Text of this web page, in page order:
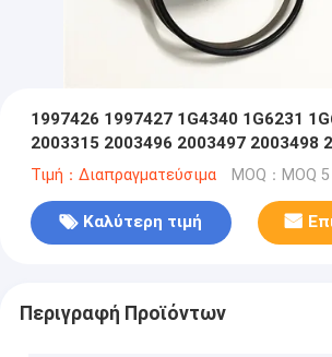
1997426 1997427 1G4340 1G6231
2003315 2003496 2003497 2003498
2003572 210202
Τιμή：Διαπραγματεύσιμα MOQ：MOQ
Καλύτερη τιμή
Περιγραφή Προϊόντων